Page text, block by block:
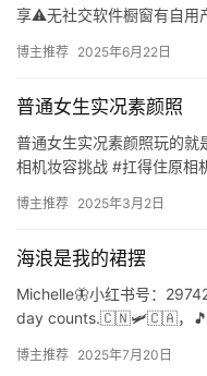
短
剧
剧
场
享⚠️无社交软件橱窗有自
博主推荐 2025年6月22日
普通女生实况素颜照
普通女生实况素颜照玩的
相机妆容挑战 #扛得住原相
博主推荐 2025年3月2日
海浪是我的裙摆
Michelle🦋小红书号：
day counts.🇨🇳🛩️🇨🇦，🎵
博主推荐 2025年7月20日